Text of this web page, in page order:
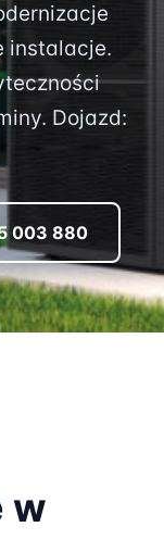
instalacje.
Dojazd:
003 880
w